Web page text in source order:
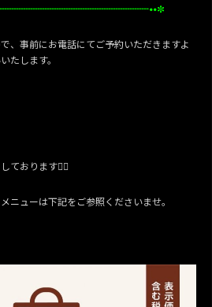
✼
、事前にお電話にてご予約いただきますよ
たします。
ております🙇‍♀️
ニューは下記をご参照くださいませ。